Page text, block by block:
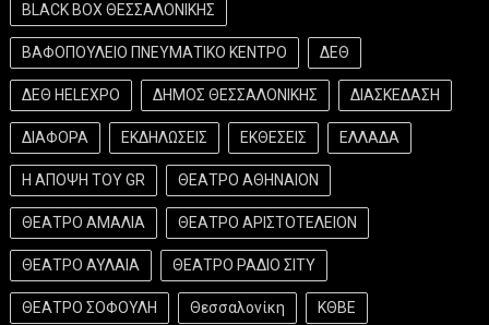
BLACK BOX ΘΕΣΣΑΛΟΝΙΚΗΣ
ΒΑΦΟΠΟΥΛΕΙΟ ΠΝΕΥΜΑΤΙΚΟ ΚΕΝΤΡΟ ΔΕΘ
ΔΕΘ HELEXPO ΔΗΜΟΣ ΘΕΣΣΑΛΟΝΙΚΗΣ ΔΙΑΣΚΕΔΑΣΗ
ΔΙΑΦΟΡΑ ΕΚΔΗΛΩΣΕΙΣ ΕΚΘΕΣΕΙΣ ΕΛΛΑΔΑ
Η ΑΠΟΨΗ ΤΟΥ GR ΘΕΑΤΡΟ ΑΘΗΝΑΙΟΝ
ΘΕΑΤΡΟ ΑΜΑΛΙΑ ΘΕΑΤΡΟ ΑΡΙΣΤΟΤΕΛΕΙΟΝ
ΘΕΑΤΡΟ ΑΥΛΑΙΑ ΘΕΑΤΡΟ ΡΑΔΙΟ ΣΙΤΥ
ΘΕΑΤΡΟ ΣΟΦΟΥΛΗ Θεσσαλονίκη ΚΘΒΕ